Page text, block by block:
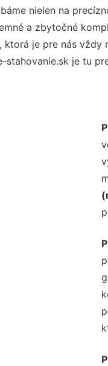
nielen na
a zbytočné
je pre nás
stahovanie.sk je tu